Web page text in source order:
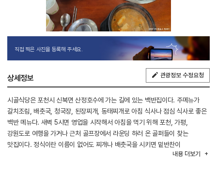
직접 찍은 사진을 등록해 주세요.
상세정보 관광정보 수정요청
시골식당은 포천시 신북면 산정호수에 가는 길에 있는 백반집이다. 주메뉴가
갈치조림, 배춧국, 청국장, 된장찌개, 동태찌개로 아침 식사나 점심 식사로 좋은
백반 메뉴다. 새벽 5시면 영업을 시작해서 아침을 먹기 위해 포천, 가평,
강원도로 여행을 가거나 근처 골프장에서 라운딩 하러 온 골퍼들이 찾는
맛집이다. 정식이란 이름이 없어도 찌개나 배춧국을 시키면 밑반찬이
7~8가지가 놓인다. 계절에 맞춘 건강한 반찬 들이다. 찌개와 같이 나오는
내용 더보기